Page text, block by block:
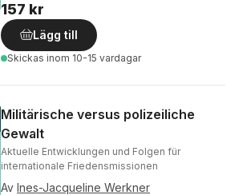
157 kr
Lägg till
Skickas inom 10-15 vardagar
Militärische versus polizeiliche
Gewalt
Aktuelle Entwicklungen und Folgen für
internationale Friedensmissionen
Av Ines-Jacqueline Werkner